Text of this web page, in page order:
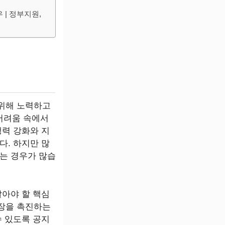
| 정부지원,
해 노력하고
움 속에서
강화와 지
. 하지만 많
경우가 많습
야 할 핵심
을 촉진하는
있도록 공지